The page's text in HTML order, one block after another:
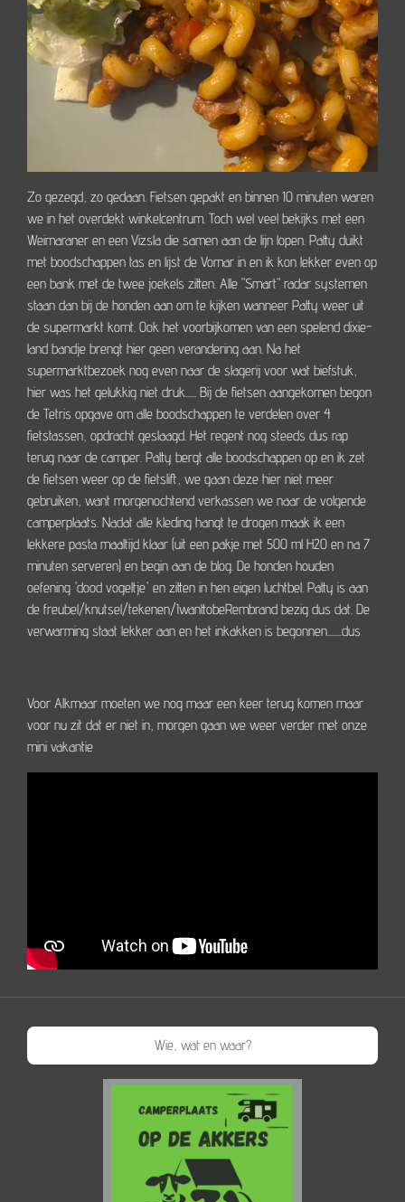
Zo gezegd, zo gedaan. Fietsen gepakt en binnen 10 minuten waren
we in het overdekt winkelcentrum. Toch wel veel bekijks met een
Weimaraner en een Vizsla die samen aan de lijn lopen. Patty duikt
met boodschappen tas en lijst de Vomar in en ik kon lekker even op
een bank met de twee joekels zitten. Alle "Smart" radar systemen
staan dan bij de honden aan om te kijken wanneer Patty weer uit
de supermarkt komt. Ook het voorbijkomen van een spelend dixie-
land bandje brengt hier geen verandering aan. Na het
supermarktbezoek nog even naar de slagerij voor wat biefstuk,
hier was het gelukkig niet druk...... Bij de fietsen aangekomen begon
de Tetris opgave om alle boodschappen te verdelen over 4
fietstassen, opdracht geslaagd. Het regent nog steeds dus rap
terug naar de camper. Patty bergt alle boodschappen op en ik zet
de fietsen weer op de fietslift, we gaan deze hier niet meer
gebruiken, want morgenochtend verkassen we naar de volgende
camperplaats. Nadat alle kleding hangt te drogen maak ik een
lekkere pasta maaltijd klaar (uit een pakje met 500 ml H2O en na 7
minuten serveren) en begin aan de blog. De honden houden
oefening 'dood vogeltje' en zitten in hen eigen luchtbel. Patty is aan
de freubel/knutsel/tekenen/IwanttobeRembrand bezig dus dat. De
verwarming staat lekker aan en het inkakken is begonnen........dus
Voor Alkmaar moeten we nog maar een keer terug komen maar
voor nu zit dat er niet in, morgen gaan we weer verder met onze
mini vakantie
Wie, wat en waar?